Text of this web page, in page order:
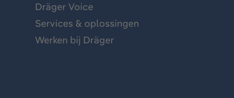
Dräger Voice
Services & oplossingen
Werken bij Dräger